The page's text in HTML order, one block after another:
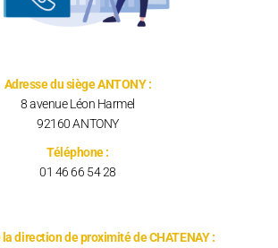
Adresse du siège ANTONY :
8 avenue Léon Harmel
92160 ANTONY
Téléphone :
01 46 66 54 28
direction de proximité de CHATENAY :